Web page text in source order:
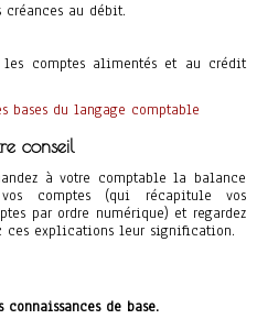
au débit.
comptes alimentés et au crédit
bases du langage comptable
conseil
à votre comptable la balance
comptes (qui récapitule vos
par ordre numérique) et regardez
ces explications leur signification.
de base.